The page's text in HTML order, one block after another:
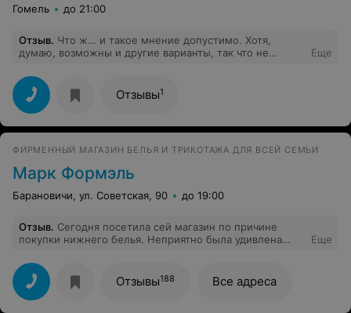
Гомель до 21:00
Отзыв. Что ж… и такое мнение допустимо. Хотя,
думаю, возможны и другие варианты, так что не
Еще
Отзывы1
ФИРМЕННЫЙ МАГАЗИН БЕЛЬЯ И ТРИКОТАЖА ДЛЯ ВСЕЙ СЕМЬИ
Марк Формэль
Барановичи, ул. Советская, 90 до 19:00
Отзыв. Сегодня посетила сей магазин по причине
покупки нижнего белья. Неприятно была удивлена
высокой ценой, чем не нефирменном магазине в 100
метрах расположенном рядом. Пришлось вернуться
назад в нефирменный магазин и купить все для себя
нужных размеров. Пока разглядывала вешалки с
Еще
Отзывы188 Все адреса